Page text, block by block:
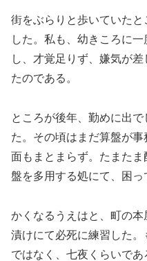
街をぶらりと歩いていた
した。私も、幼きころに
し、才覚足りず、嫌気が
たのである。
ところが後年、勤めに出
た。その頃はまだ算盤が
面もまとまらず。たまた
盤を多用する処にて、困っ
かくなるうえはと、町の
漬けにて必死に練習した
ではなく、七夜くらいで